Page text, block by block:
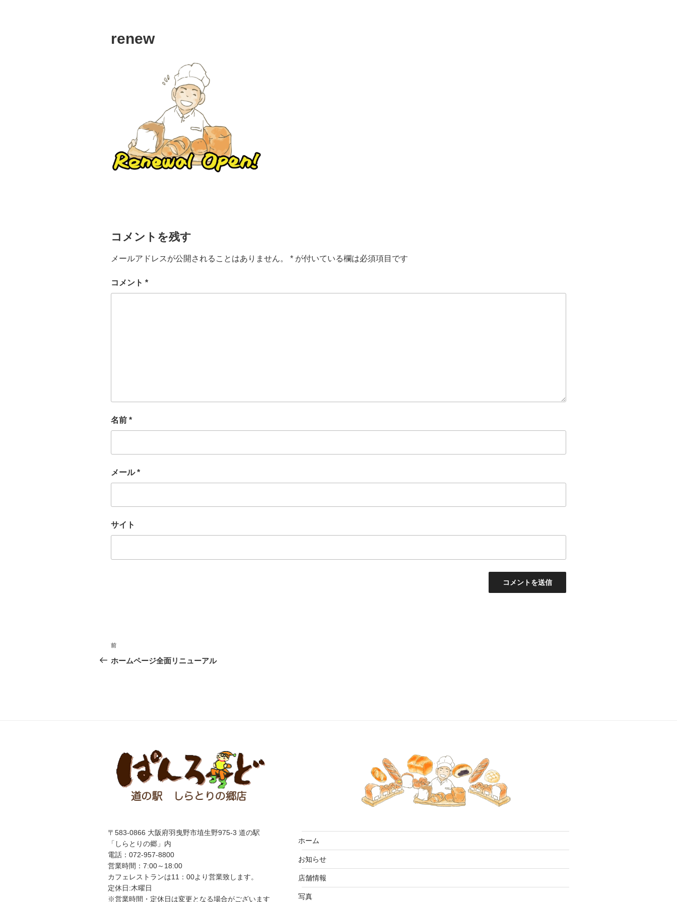
renew
コメントを残す
メールアドレスが公開されることはありません。 * が付いている欄は必須項目です
コメント *
名前 *
メール*
サイト
投
稿
シ
ョ
ン
前
の
前
ホームページ全面リニューアル
〒583-0866 大阪府羽曳野市埴生野975-3 道の駅
「しらとりの郷」内
電話：072-957-8800
営業時間：7:00～18:00
カフェレストランは11 ： 00より営業致します。
定休日:木曜日
※営業時間・定休日は変更となる場合がございます
ホーム
お知らせ
店舗情報
写真